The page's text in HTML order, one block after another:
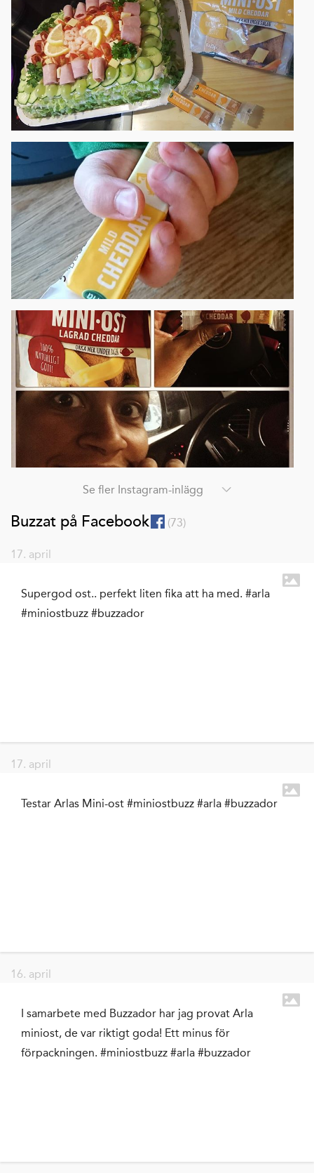
Se fler Instagram-inlägg
Buzzat på Facebook (73)
17. april
Supergod ost.. perfekt liten fika att ha med. #arla
#miniostbuzz #buzzador
17. april
Testar Arlas Mini-ost #miniostbuzz #arla #buzzador
16. april
I samarbete med Buzzador har jag provat Arla
miniost, de var riktigt goda! Ett minus för
förpackningen. #miniostbuzz #arla #buzzador